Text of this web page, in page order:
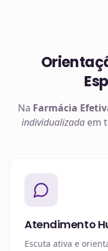
Na Farmácia
individualizada em
Atendimento
Escuta ativa e